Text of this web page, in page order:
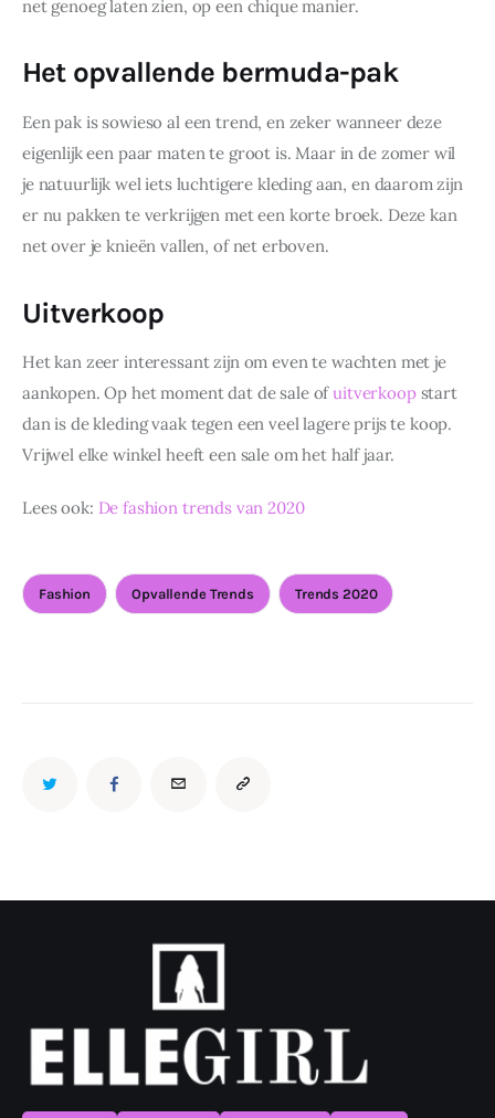
net genoeg laten zien, op een chique manier.
Het opvallende bermuda-pak
Een pak is sowieso al een trend, en zeker wanneer deze
eigenlijk een paar maten te groot is. Maar in de zomer wil
je natuurlijk wel iets luchtigere kleding aan, en daarom zijn
er nu pakken te verkrijgen met een korte broek. Deze kan
net over je knieën vallen, of net erboven.
Uitverkoop
Het kan zeer interessant zijn om even te wachten met je
aankopen. Op het moment dat de sale of uitverkoop start
dan is de kleding vaak tegen een veel lagere prijs te koop.
Vrijwel elke winkel heeft een sale om het half jaar.
Lees ook: De fashion trends van 2020
Fashion Opvallende Trends Trends 2020